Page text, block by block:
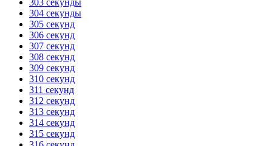
303 секунды
304 секунды
305 секунд
306 секунд
307 секунд
308 секунд
309 секунд
310 секунд
311 секунд
312 секунд
313 секунд
314 секунд
315 секунд